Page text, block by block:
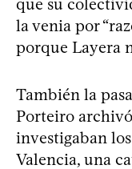
la venia por
porque Layera
También la
Porteiro
investigaban
Valencia, una